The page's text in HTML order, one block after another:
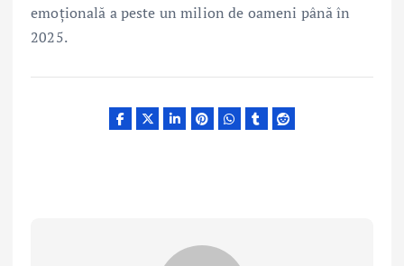
emoțională a peste un milion de oameni până în
2025.